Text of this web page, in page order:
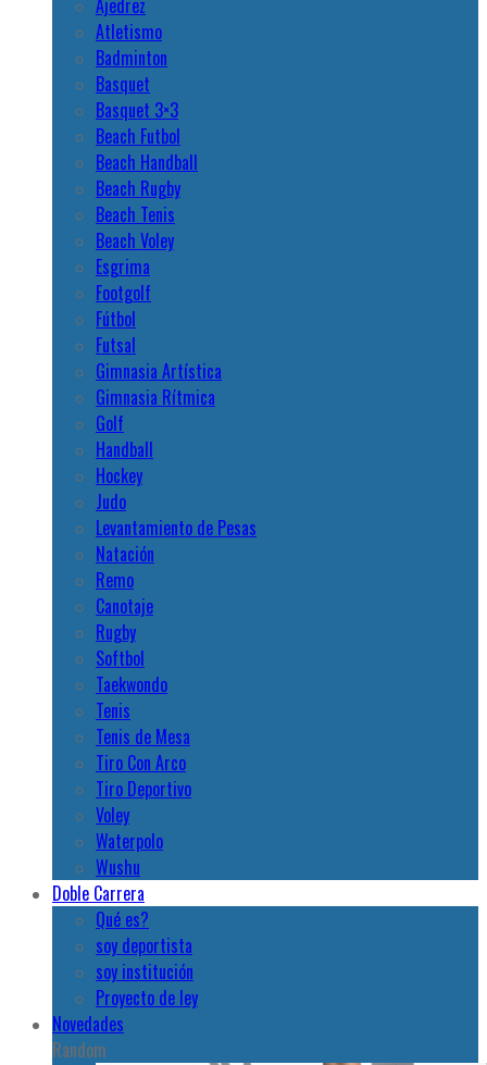
Ajedrez
Atletismo
Badminton
Basquet
Basquet 3×3
Beach Futbol
Beach Handball
Beach Rugby
Beach Tenis
Beach Voley
Esgrima
Footgolf
Fútbol
Futsal
Gimnasia Artística
Gimnasia Rítmica
Golf
Handball
Hockey
Judo
Levantamiento de Pesas
Natación
Remo
Canotaje
Rugby
Softbol
Taekwondo
Tenis
Tenis de Mesa
Tiro Con Arco
Tiro Deportivo
Voley
Waterpolo
Wushu
Doble Carrera
Qué es?
soy deportista
soy institución
Proyecto de ley
Novedades
Random